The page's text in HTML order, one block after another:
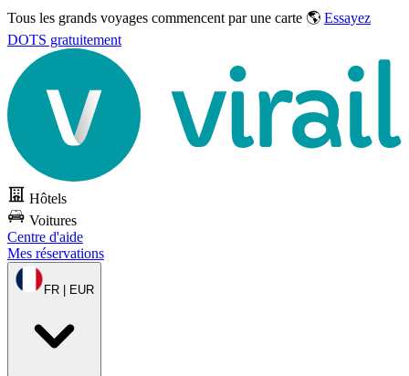
Tous les grands voyages commencent par une carte 🌎 Essayez
DOTS gratuitement
Hôtels
Voitures
Centre d'aide
Mes réservations
FR | EUR